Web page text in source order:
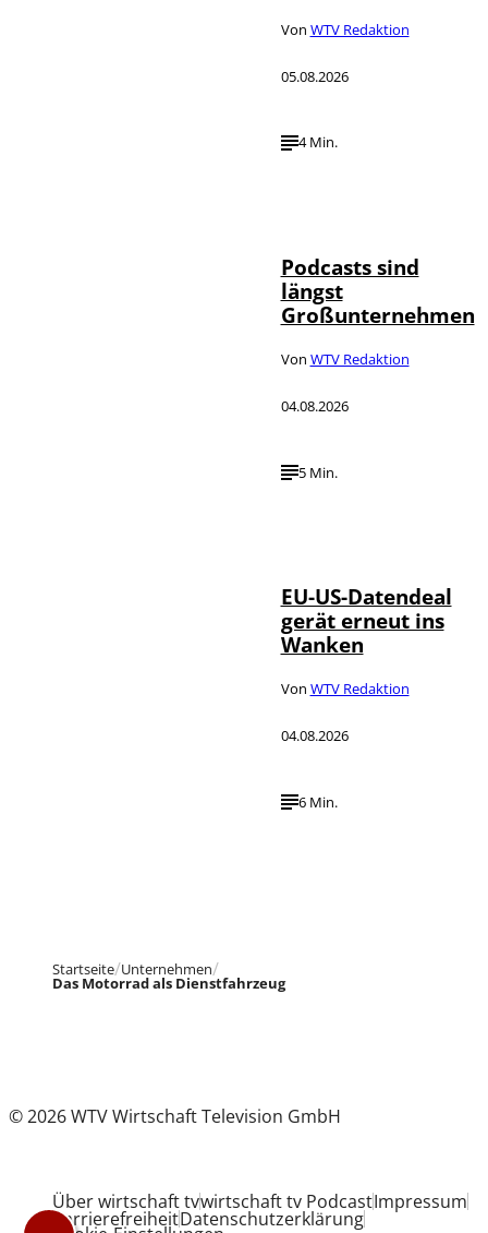
Von WTV Redaktion
05.08.2026
4 Min.
Podcasts sind
längst
Großunternehmen
Von WTV Redaktion
04.08.2026
5 Min.
EU-US-Datendeal
gerät erneut ins
Wanken
Von WTV Redaktion
04.08.2026
6 Min.
Startseite Unternehmen
Das Motorrad als Dienstfahrzeug
© 2026 WTV Wirtschaft Television GmbH
Über wirtschaft tvwirtschaft tv PodcastImpressum
BarrierefreiheitDatenschutzerklärung